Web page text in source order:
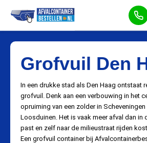
Grofvuil Den
In een drukke stad als Den Haag ontstaat
grofvuil. Denk aan een verbouwing in het
opruiming van een zolder in
Loosduinen. Het is vaak meer afval dan in
past en zelf naar de milieustraat rijden
Een grofvuil container bij